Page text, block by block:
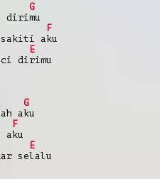
G
dirimu
F
aku
E
dirimu
G
aku
F
aku
E
selalu